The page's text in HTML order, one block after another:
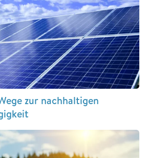
zur nachhaltigen